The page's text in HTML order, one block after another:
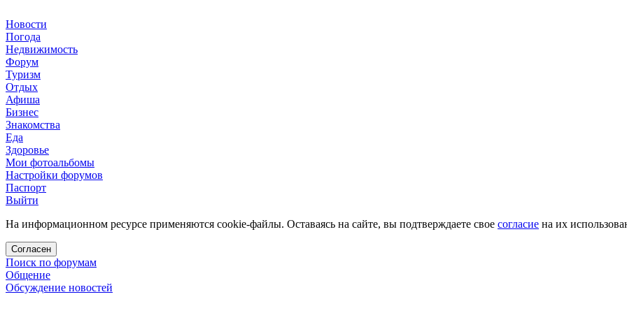
Новости
Погода
Недвижимость
Форум
Туризм
Отдых
Афиша
Бизнес
Знакомства
Еда
Здоровье
Мои фотоальбомы
Настройки форумов
Паспорт
Выйти
На информационном ресурсе применяются cookie-файлы. Оставаясь на сайте, вы подтверждаете свое согласие на их
Согласен
Поиск по форумам
Общение
Обсуждение новостей